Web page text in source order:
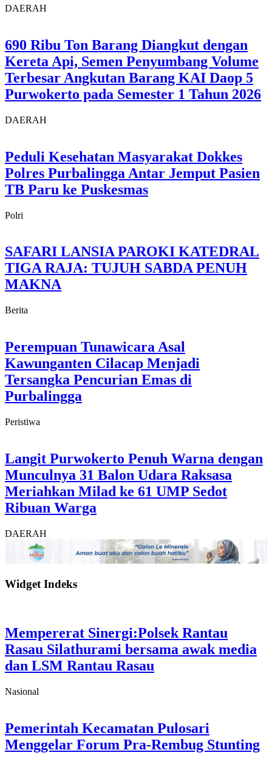
DAERAH
690 Ribu Ton Barang Diangkut dengan
Kereta Api, Semen Penyumbang Volume
Terbesar Angkutan Barang KAI Daop 5
Purwokerto pada Semester 1 Tahun 2026
DAERAH
Peduli Kesehatan Masyarakat Dokkes
Polres Purbalingga Antar Jemput Pasien
TB Paru ke Puskesmas
Polri
SAFARI LANSIA PAROKI KATEDRAL
TIGA RAJA: TUJUH SABDA PENUH
MAKNA
Berita
Perempuan Tunawicara Asal
Kawunganten Cilacap Menjadi
Tersangka Pencurian Emas di
Purbalingga
Peristiwa
Langit Purwokerto Penuh Warna dengan
Munculnya 31 Balon Udara Raksasa
Meriahkan Milad ke 61 UMP Sedot
Ribuan Warga
DAERAH
Widget Indeks
Mempererat Sinergi:Polsek Rantau
Rasau Silathurami bersama awak media
dan LSM Rantau Rasau
Nasional
Pemerintah Kecamatan Pulosari
Menggelar Forum Pra-Rembug Stunting